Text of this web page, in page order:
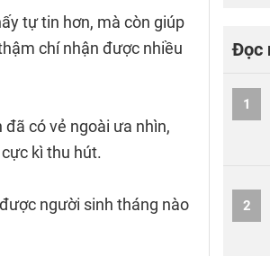
tự tin hơn, mà còn giúp
chí nhận được nhiều
có vẻ ngoài ưa nhìn,
kì thu hút.
người sinh tháng nào
Đọc
1
2